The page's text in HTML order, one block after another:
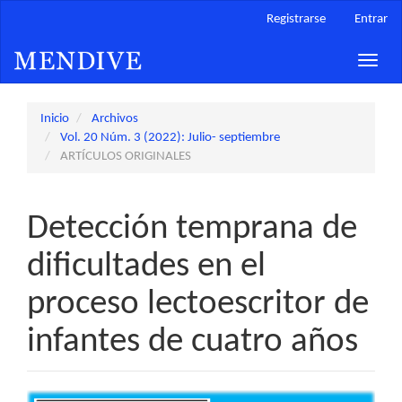
principal
Barra
Registrarse Entrar
Toggle
Inicio
Archivos
Vol. 20 Núm. 3 (2022): Julio- septiembre
ARTÍCULOS ORIGINALES
Detección temprana de
dificultades en el
proceso lectoescritor de
infantes de cuatro años